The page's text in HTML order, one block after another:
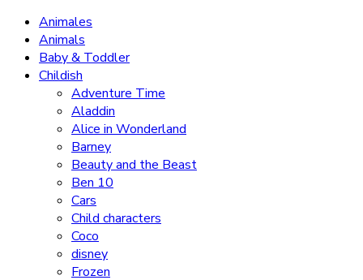
Animales
Animals
Baby & Toddler
Childish
Adventure Time
Aladdin
Alice in Wonderland
Barney
Beauty and the Beast
Ben 10
Cars
Child characters
Coco
disney
Frozen